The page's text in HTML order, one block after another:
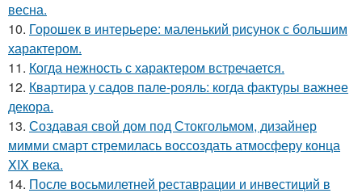
весна.
10. Горошек в интерьере: маленький рисунок с большим
характером.
11. Когда нежность с характером встречается.
12. Квартира у садов пале-рояль: когда фактуры важнее
декора.
13. Создавая свой дом под Стокгольмом, дизайнер
мимми смарт стремилась воссоздать атмосферу конца
XIX века.
14. После восьмилетней реставрации и инвестиций в